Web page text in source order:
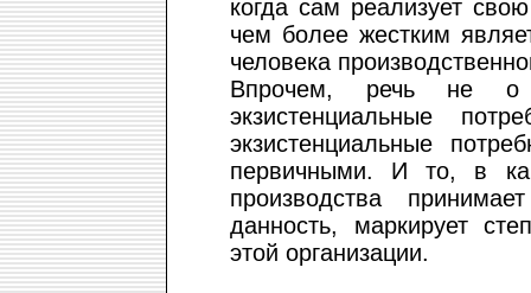
когда сам реализует
чем более жестким
человека
Впрочем, речь не о
экзистенциальные
экзистенциальные
первичными. И то, в
производства
данность, маркирует
этой организации.